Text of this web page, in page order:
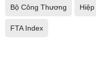
Bộ Công Thương
FTA Index